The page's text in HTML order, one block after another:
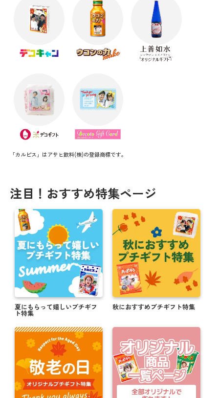
「カルピス」はアサヒ飲料(株)の登録商標です。
注目！おすすめ特集ページ
夏にもらって嬉しいプチギフ
ト特集
秋におすすめプチギフト特集